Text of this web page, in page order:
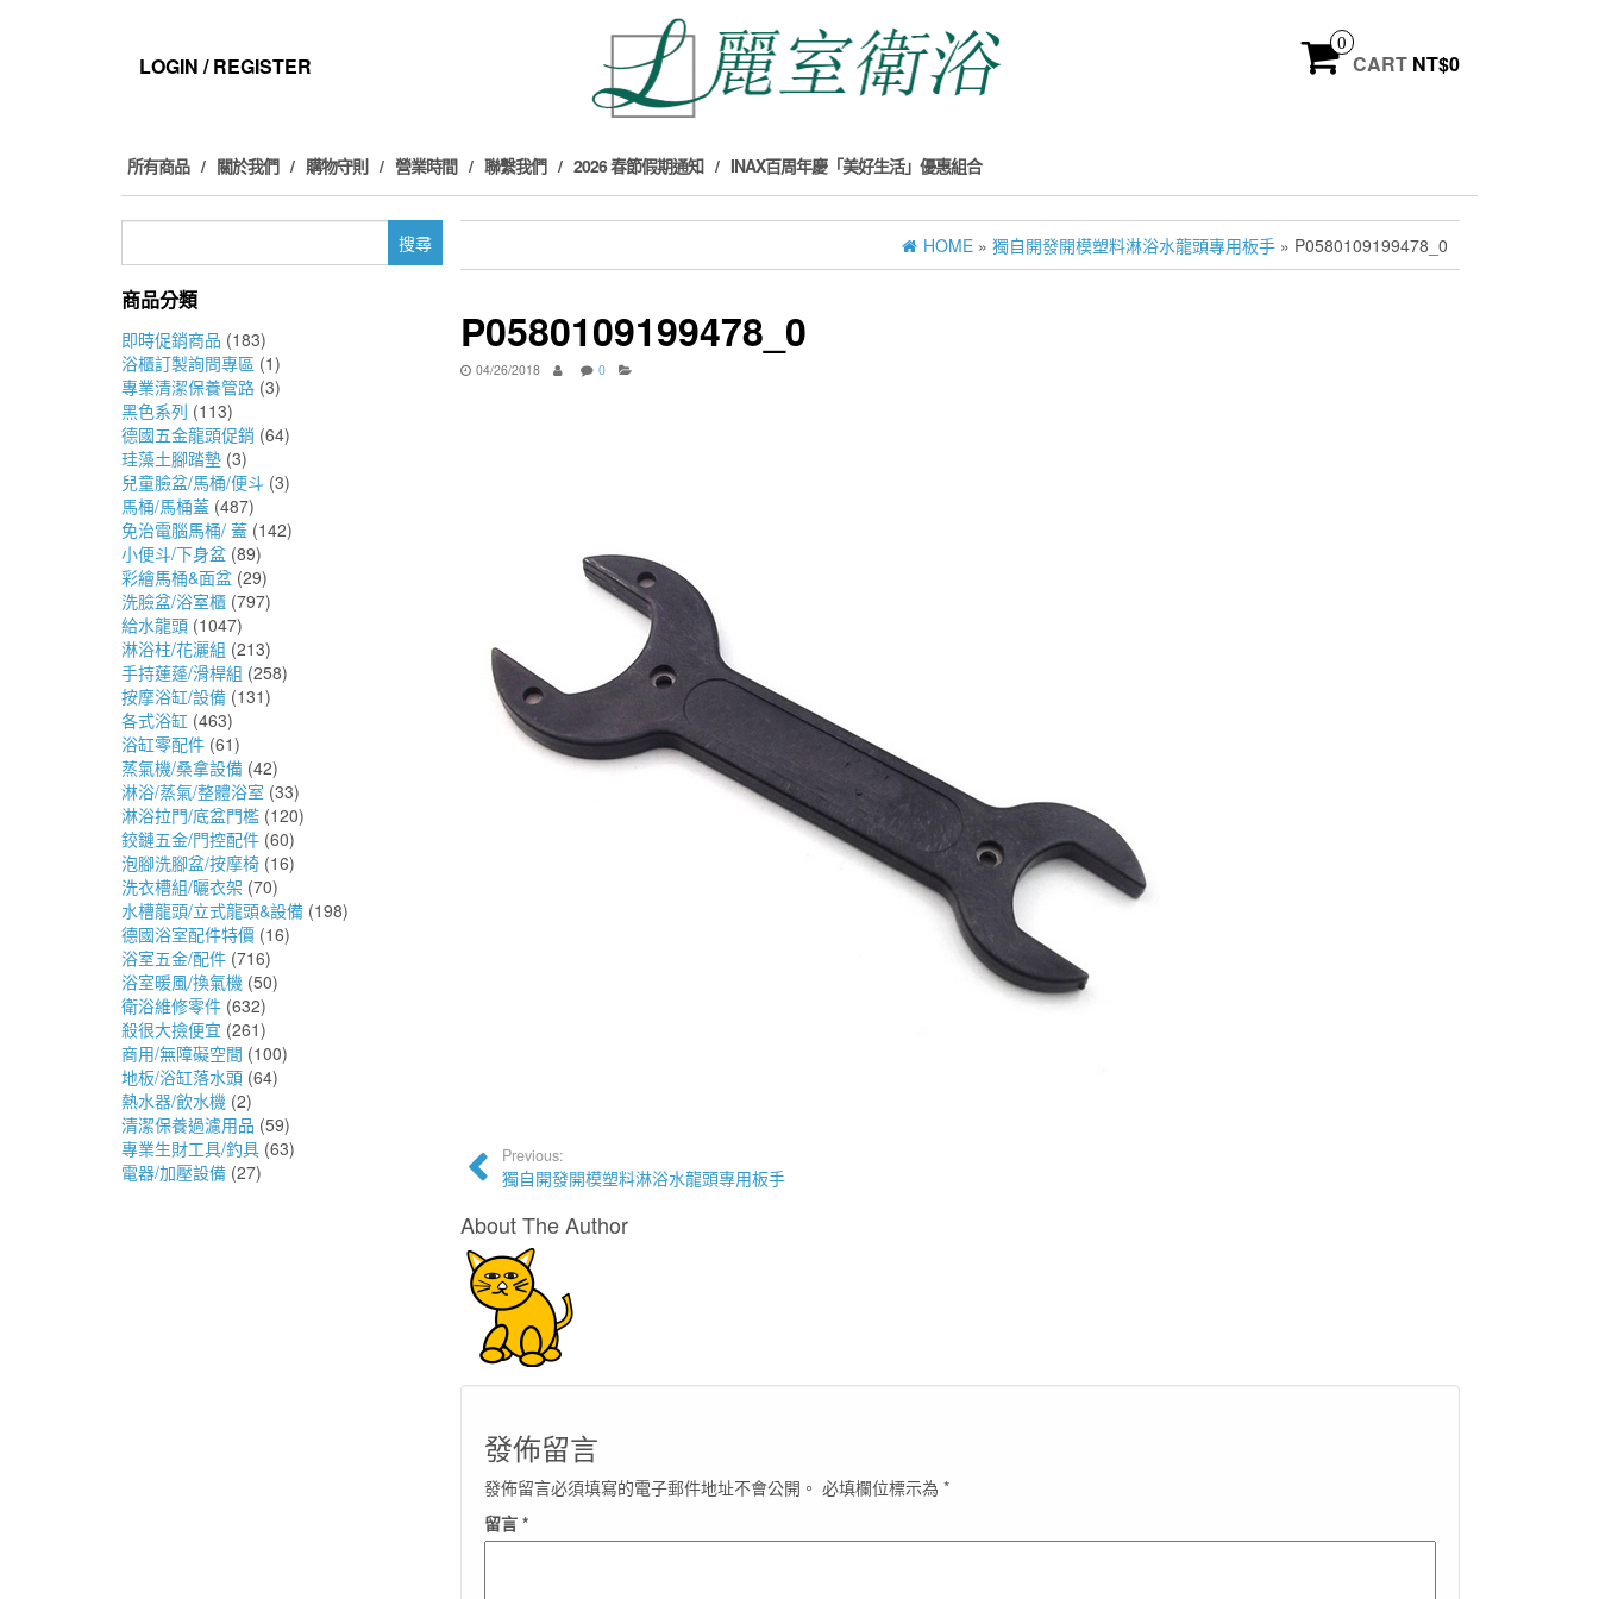
LOGIN / REGISTER
0
CART NT$0
所有商品 關於我們 購物守則 營業時間 聯繫我們 2026 春節假期通知 INAX百周年慶「美好生活」優惠組合
鍵
商品分類
即時促銷商品 (183)
浴櫃訂製詢問專區 (1)
專業清潔保養管路 (3)
黑色系列 (113)
德國五金龍頭促銷 (64)
珪藻土腳踏墊 (3)
兒童臉盆/馬桶/便斗 (3)
馬桶/馬桶蓋 (487)
免治電腦馬桶/ 蓋 (142)
小便斗/下身盆 (89)
彩繪馬桶&面盆 (29)
洗臉盆/浴室櫃 (797)
給水龍頭 (1047)
淋浴柱/花灑組 (213)
手持蓮蓬/滑桿組 (258)
按摩浴缸/設備 (131)
各式浴缸 (463)
浴缸零配件 (61)
蒸氣機/桑拿設備 (42)
淋浴/蒸氣/整體浴室 (33)
淋浴拉門/底盆門檻 (120)
鉸鏈五金/門控配件 (60)
泡腳洗腳盆/按摩椅 (16)
洗衣槽組/曬衣架 (70)
水槽龍頭/立式龍頭&設備 (198)
德國浴室配件特價 (16)
浴室五金/配件 (716)
浴室暖風/換氣機 (50)
衛浴維修零件 (632)
殺很大撿便宜 (261)
商用/無障礙空間 (100)
地板/浴缸落水頭 (64)
熱水器/飲水機 (2)
清潔保養過濾用品 (59)
專業生財工具/釣具 (63)
電器/加壓設備 (27)
HOME » 獨自開發開模塑料淋浴水龍頭專用板手 » P0580109199478_0
P0580109199478_0
04/26/2018 0
Previous:
獨自開發開模塑料淋浴水龍頭專用板手
About The Author
發佈留言
發佈留言必須填寫的電子郵件地址不會公開。 必填欄位標示為 *
留言 *